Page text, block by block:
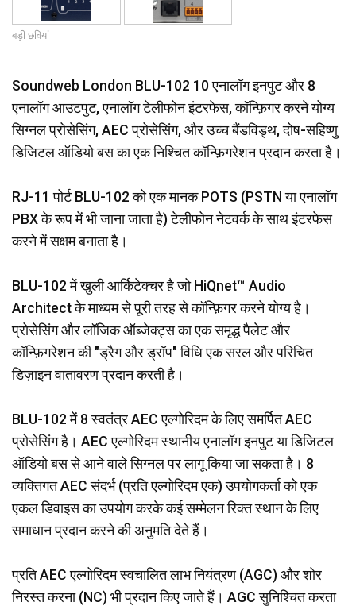
भाषा/क्षेत्र
बड़ी छवियां
Soundweb London BLU-102 10 एनालॉग इनपुट और 8
एनालॉग आउटपुट, एनालॉग टेलीफोन इंटरफेस, कॉन्फ़िगर करने योग्य
सिग्नल प्रोसेसिंग, AEC प्रोसेसिंग, और उच्च बैंडविड्थ, दोष-सहिष्णु
डिजिटल ऑडियो बस का एक निश्चित कॉन्फ़िगरेशन प्रदान करता है।
RJ-11 पोर्ट BLU-102 को एक मानक POTS (PSTN या एनालॉग
PBX के रूप में भी जाना जाता है) टेलीफोन नेटवर्क के साथ इंटरफेस
करने में सक्षम बनाता है।
BLU-102 में खुली आर्किटेक्चर है जो HiQnet™ Audio
Architect के माध्यम से पूरी तरह से कॉन्फ़िगर करने योग्य है।
प्रोसेसिंग और लॉजिक ऑब्जेक्ट्स का एक समृद्ध पैलेट और
कॉन्फ़िगरेशन की "ड्रैग और ड्रॉप" विधि एक सरल और परिचित
डिज़ाइन वातावरण प्रदान करती है।
BLU-102 में 8 स्वतंत्र AEC एल्गोरिदम के लिए समर्पित AEC
प्रोसेसिंग है। AEC एल्गोरिदम स्थानीय एनालॉग इनपुट या डिजिटल
ऑडियो बस से आने वाले सिग्नल पर लागू किया जा सकता है। 8
व्यक्तिगत AEC संदर्भ (प्रति एल्गोरिदम एक) उपयोगकर्ता को एक
एकल डिवाइस का उपयोग करके कई सम्मेलन रिक्त स्थान के लिए
समाधान प्रदान करने की अनुमति देते हैं।
प्रति AEC एल्गोरिदम स्वचालित लाभ नियंत्रण (AGC) और शोर
निरस्त करना (NC) भी प्रदान किए जाते हैं। AGC सुनिश्चित करता